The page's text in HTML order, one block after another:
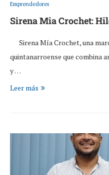
Emprendedores
Sirena Mia Crochet:
Sirena Mía Crochet, una
quintanarroense que combina
y …
Leer más